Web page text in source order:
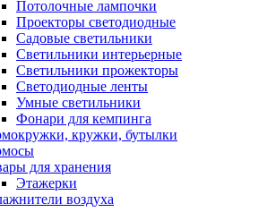
Потолочные лампочки
Проекторы светодиодные
Садовые светильники
Светильники интерьерные
Светильники прожекторы
Светодиодные ленты
Умные светильники
Фонари для кемпинга
кружки, бутылки
для хранения
Этажерки
воздуха